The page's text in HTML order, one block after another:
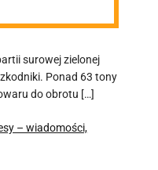
surowej zielonej
Ponad 63 tony
do obrotu […]
– wiadomości,